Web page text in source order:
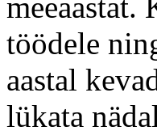
meeaastat.
töödele
aastal
lükata